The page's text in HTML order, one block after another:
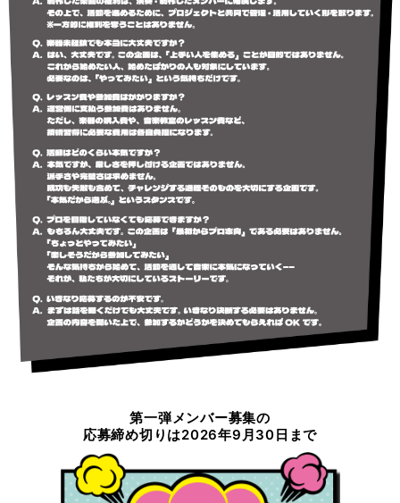
第一弾メンバー募集の
応募締め切りは2026年9月30日まで